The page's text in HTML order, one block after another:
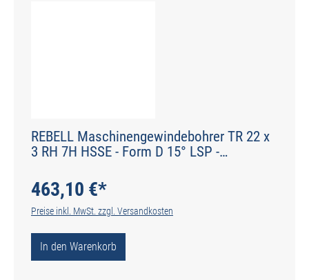
REBELL Maschinengewindebohrer TR 22 x
3 RH 7H HSSE - Form D 15° LSP -
463,10 €*
Preise inkl. MwSt. zzgl. Versandkosten
In den Warenkorb